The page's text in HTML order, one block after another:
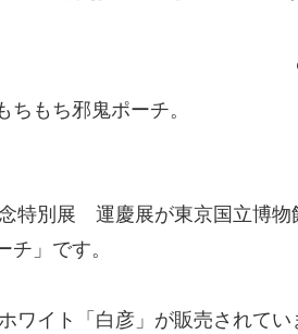
もち邪鬼ポーチ。
特別展 運慶展が東京国立博物
」です。
ワイト「白彦」が販売されてい